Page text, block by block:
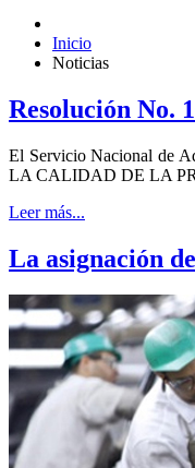
Inicio
Noticias
Resolución No.
El Servicio Nacional de
LA CALIDAD DE LA
Leer más...
La asignación